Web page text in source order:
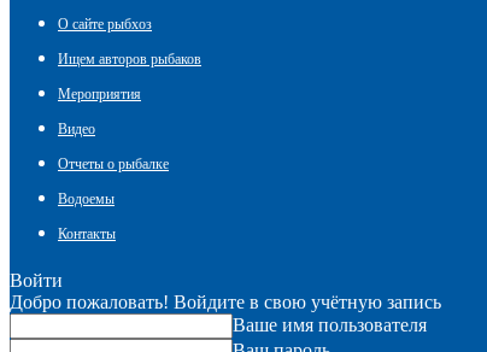
О сайте рыбхоз
Ищем авторов рыбаков
Мероприятия
Видео
Отчеты о рыбалке
Водоемы
Контакты
Войти
Добро пожаловать! Войдите в свою учётную запись
Ваше имя пользователя